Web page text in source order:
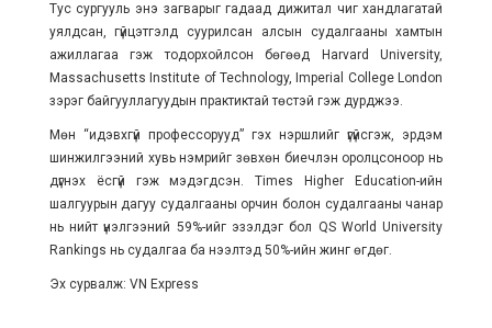
Тус сургууль энэ загварыг гадаад дижитал чиг хандлагатай
уялдсан, гүйцэтгэлд суурилсан алсын судалгааны хамтын
ажиллагаа гэж тодорхойлсон бөгөөд Harvard University,
Massachusetts Institute of Technology, Imperial College London
зэрэг байгууллагуудын практиктай төстэй гэж дурджээ.
Мөн “идэвхгүй профессорууд” гэх нэршлийг үгүйсгэж, эрдэм
шинжилгээний хувь нэмрийг зөвхөн биечлэн оролцсоноор нь
дүгнэх ёсгүй гэж мэдэгдсэн. Times Higher Education-ийн
шалгуурын дагуу судалгааны орчин болон судалгааны чанар
нь нийт үнэлгээний 59%-ийг эзэлдэг бол QS World University
Rankings нь судалгаа ба нээлтэд 50%-ийн жинг өгдөг.
Эх сурвалж: VN Express